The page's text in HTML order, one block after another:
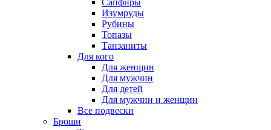
Сапфиры
Изумруды
Рубины
Топазы
Танзаниты
Для кого
Для женщин
Для мужчин
Для детей
Для мужчин и женщин
Все подвески
Броши